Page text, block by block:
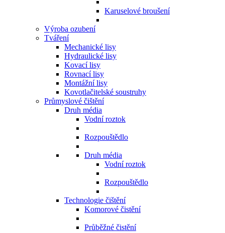
Karuselové broušení
Výroba ozubení
Tváření
Mechanické lisy
Hydraulické lisy
Kovací lisy
Rovnací lisy
Montážní lisy
Kovotlačitelské soustruhy
Průmyslové čištění
Druh média
Vodní roztok
Rozpouštědlo
Druh média
Vodní roztok
Rozpouštědlo
Technologie čištění
Komorové čistění
Průběžné čistění